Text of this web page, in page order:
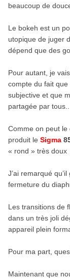
beaucoup de
Le bokeh est un
utopique de juger
dépend que des
Pour autant, je
compte du fait que
subjective et que
partagée par tous..
Comme on peut le
produit le Sigma
« rond » très doux
J’ai remarqué
fermeture du
Les transitions de
dans un très joli
appareil plein
Pour ma part,
Maintenant que